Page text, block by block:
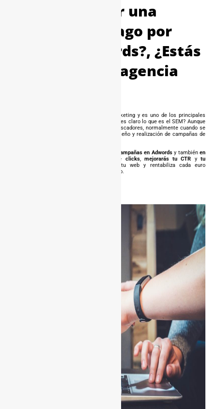
¿Quieres hacer una
campaña de pago por
click en Adwords?, ¿Estás
buscando una agencia
SEM es el acrónimo de Search Engine Marketing y es uno de los principales
servicios de marketing online. Pero, ¿No tienes claro lo que es el SEM? Aunque
incluye cualquier acción de marketing en buscadores, normalmente cuando se
hace referencia a este término es por el diseño y realización de campañas de
optimizarás tus campañas en Adwords y tambiénen
aumentarás el número de clicks, mejorarás tu CTR ytu
Consigue más visitas a tu web y rentabiliza cada euro
invertido, nosotros te ayudamos a conseguirlo.